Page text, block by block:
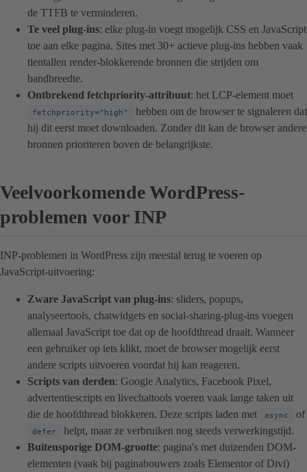
de TTFB te verminderen.
Te veel plug-ins: elke plug-in voegt mogelijk CSS en JavaScript
toe aan elke pagina. Sites met 30+ actieve plug-ins hebben vaak
tientallen render-blokkerende bronnen die strijden om
bandbreedte.
Ontbrekend fetchpriority-attribuut: het LCP-element moet
fetchpriority="high"
hebben om de browser te signaleren dat
hij dit eerst moet downloaden. Zonder dit kan de browser andere
bronnen prioriteren boven de belangrijkste.
Veelvoorkomende WordPress-
problemen voor INP
INP-problemen in WordPress zijn meestal terug te voeren op
JavaScript-uitvoering:
Zware JavaScript van plug-ins: sliders, popups,
analyseertools, chatwidgets en social-sharing-plug-ins voegen
allemaal JavaScript toe dat op de hoofdthread draait. Wanneer
een gebruiker op iets klikt, moet de browser mogelijk eerst
andere scripts uitvoeren voordat hij kan reageren.
Scripts van derden: Google Analytics, Facebook Pixel,
advertentiescripts en livechattools voeren vaak lange taken uit
die de hoofdthread blokkeren. Deze scripts laden met
async of
defer
helpt, maar ze verbruiken nog steeds verwerkingstijd.
Buitensporige DOM-grootte: pagina's met duizenden DOM-
elementen (vaak bij paginabouwers zoals Elementor of Divi)